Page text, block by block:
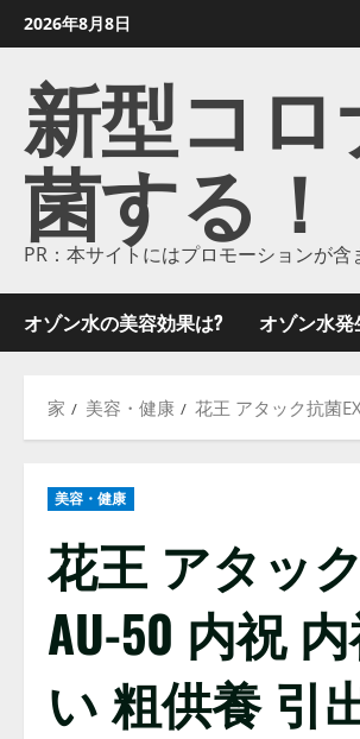
ン
2026年8月8日
新型コロ
菌する！
PR：本サイトにはプロモーションが含
オゾン水の美容効果は? オゾン水
家 美容・健康 花王 アタック抗菌
美容・健康
花王 アタッ
AU-50 内祝
い 粗供養 引